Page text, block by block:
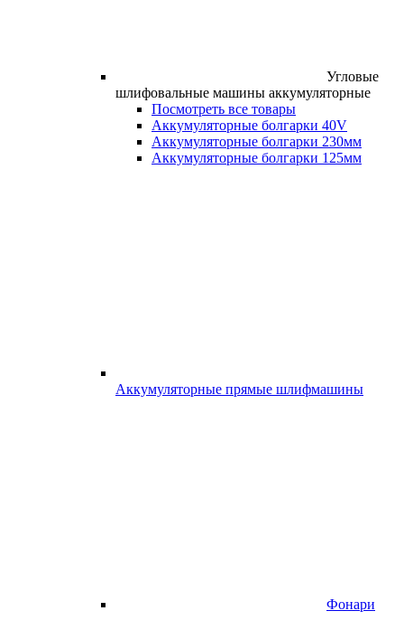
Угловые
шлифовальные машины аккумуляторные
Посмотреть все товары
Аккумуляторные болгарки 40V
Аккумуляторные болгарки 230мм
Аккумуляторные болгарки 125мм
Аккумуляторные прямые шлифмашины
Фонари